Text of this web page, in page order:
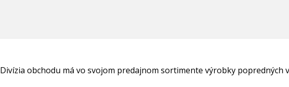
Divízia obchodu má vo svojom predajnom sortimente výrobky popredných